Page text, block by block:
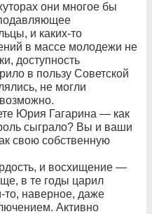
они многое бы
и каких-то
в массе молодежи не
доступность
в пользу Советской
не могли
Юрия Гагарина — как
сыграло? Вы и ваши
свою собственную
и восхищение —
в те годы царил
то, наверное, даже
Активно